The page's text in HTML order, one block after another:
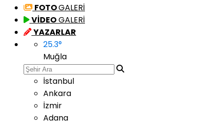
FOTOGALERİ
VİDEOGALERİ
YAZARLAR
25.3°
Muğla
İstanbul
Ankara
İzmir
Adana